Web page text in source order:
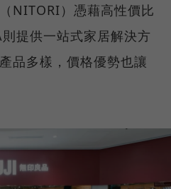
NITORI）憑藉高性價比
提供一站式家居解決方
品多樣，價格優勢也讓